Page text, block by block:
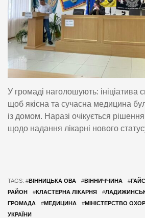
У громаді наголошують: ініціатива
щоб якісна та сучасна медицина
із домом. Наразі очікується
щодо надання лікарні нового
TAGS: #ВІННИЦЬКА ОВА #ВІННИЧЧИНА #
РАЙОН
#КЛАСТЕРНА ЛІКАРНЯ #
ГРОМАДА
#МЕДИЦИНА #МІНІСТЕРСТВО
УКРАЇНИ